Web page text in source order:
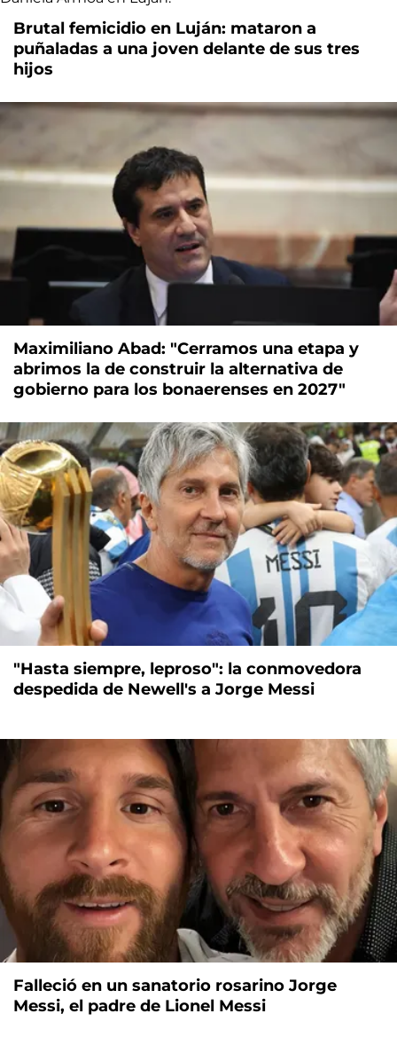
Brutal femicidio en Luján: mataron a
puñaladas a una joven delante de sus tres
hijos
Maximiliano Abad: "Cerramos una etapa y
abrimos la de construir la alternativa de
gobierno para los bonaerenses en 2027"
"Hasta siempre, leproso": la conmovedora
despedida de Newell's a Jorge Messi
Falleció en un sanatorio rosarino Jorge
Messi, el padre de Lionel Messi